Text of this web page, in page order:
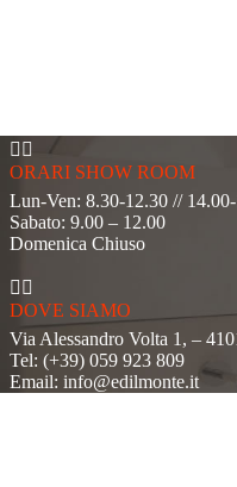
 
ORARI SHOW ROOM
Lun-Ven: 8.30-12.30 //
Sabato: 9.00 – 12.00
Domenica Chiuso
 
DOVE SIAMO
Via Alessandro Volta 1, –
Tel: (+39) 059 923 809
Email: info@edilmonte.it